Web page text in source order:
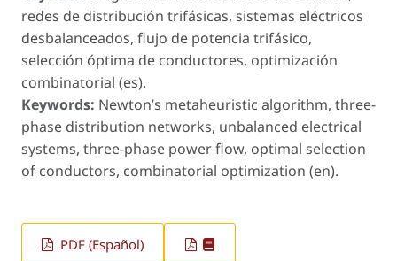
redes de distribución trifásicas, sistemas eléctricos
desbalanceados, flujo de potencia trifásico,
selección óptima de conductores, optimización
combinatorial (es).
Keywords: Newton’s metaheuristic algorithm, three-
phase distribution networks, unbalanced electrical
systems, three-phase power flow, optimal selection
of conductors, combinatorial optimization (en).
PDF (Español)